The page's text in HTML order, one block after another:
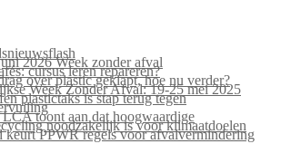
2026 Week zonder afval
cursus leren repareren?
over plastic geklapt, hoe nu verder?
Week Zonder Afval: 19-25 mei 2025
plastictaks is stap terug tegen
toont aan dat hoogwaardige
noodzakelijk is voor klimaatdoelen
keurt PPWR regels voor afvalvermindering